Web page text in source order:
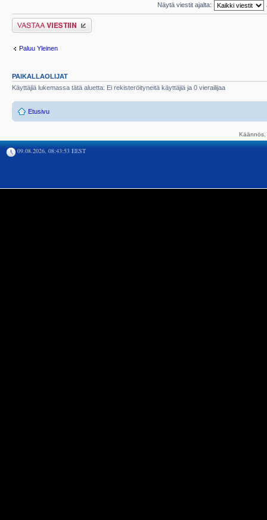
Näytä viestit ajalta:
Lähetä vastaus
Paluu Yleinen
PAIKALLAOLIJAT
Käyttäjiä lukemassa tätä aluetta: Ei rekisteröityneitä käyttäjiä ja 0 vierailijaa
Etusivu
09.08.2026, 08:43:53 EEST